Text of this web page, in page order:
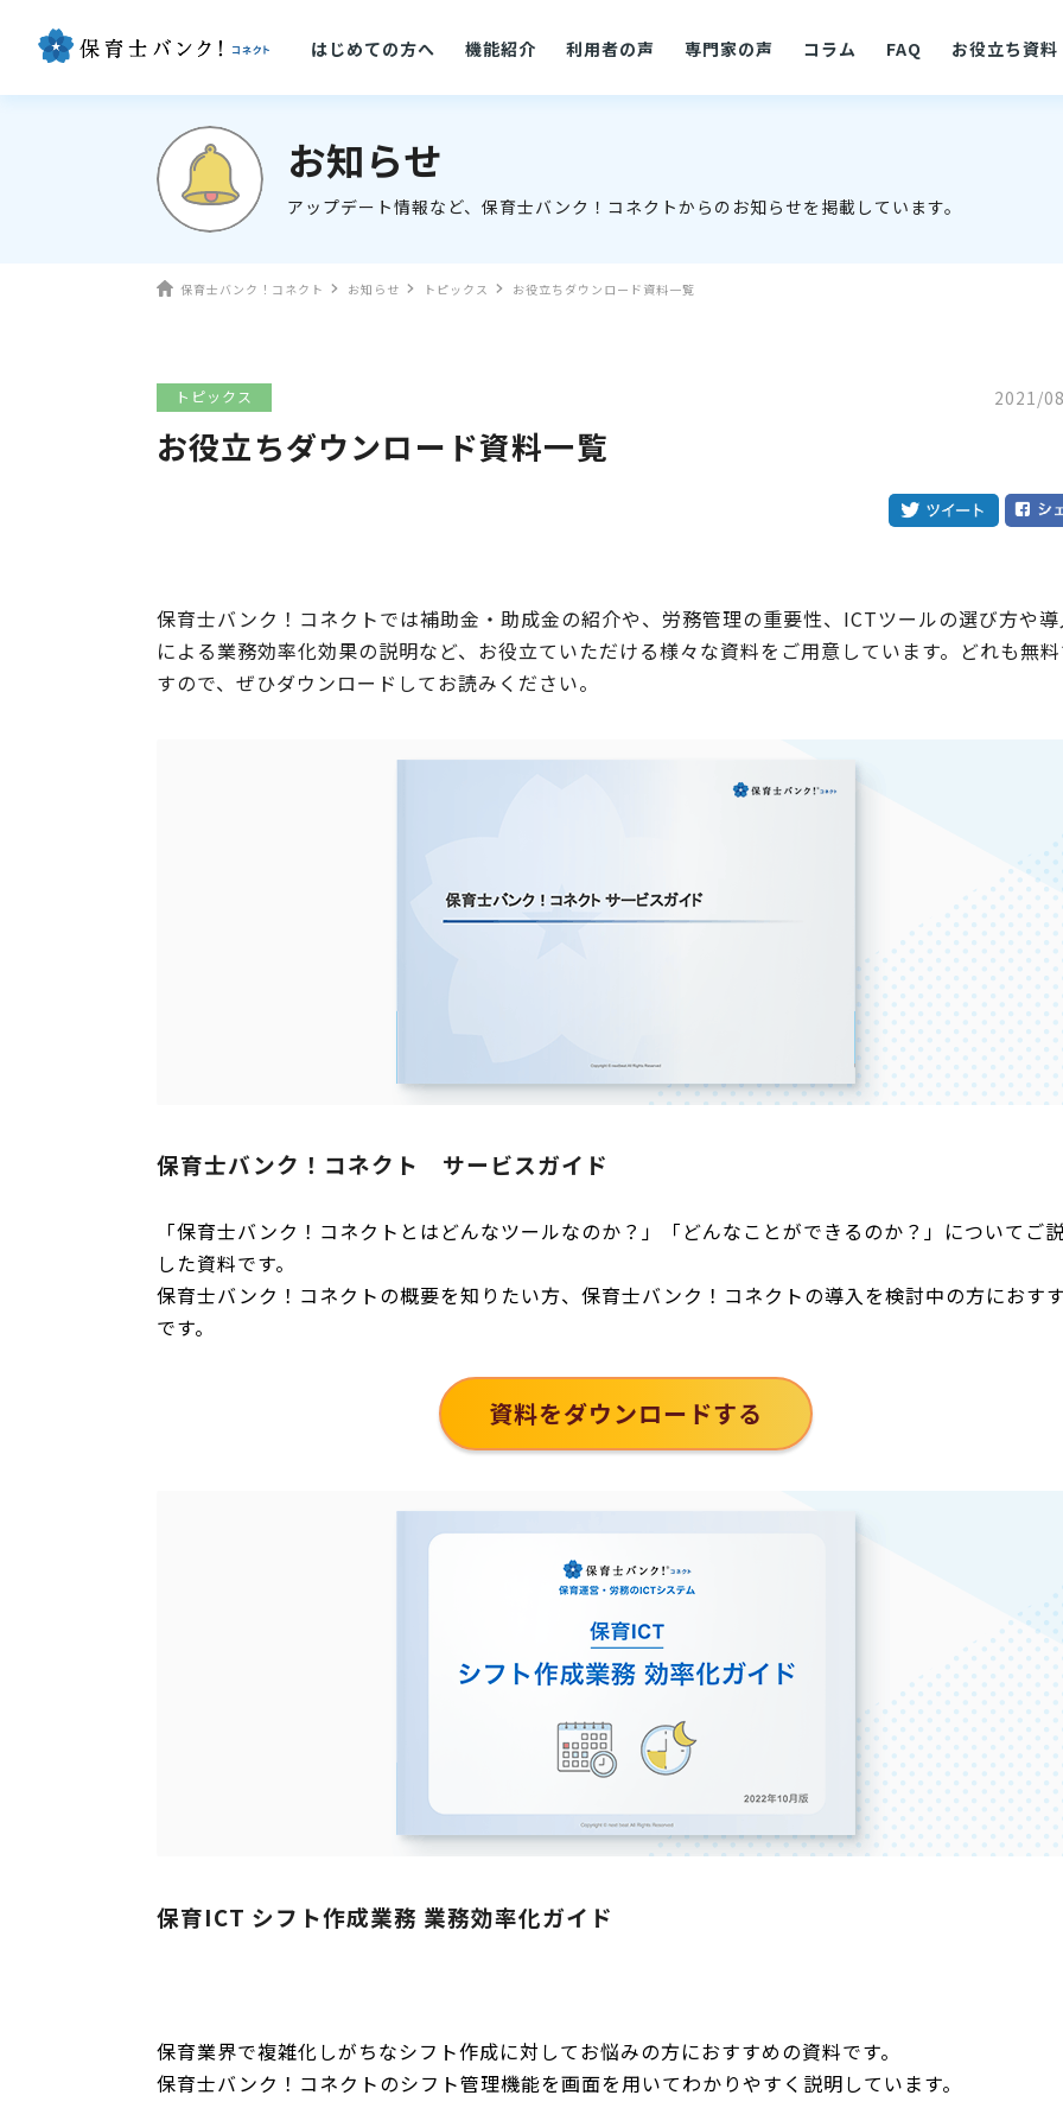
はじめての方へ 機能紹介 利用者の声 専門家の声 コラム FAQ お役立ち資料
お知らせ
アップデート情報など、保育士バンク！コネクトからのお知らせを掲載しています。
保育士バンク！コネクト お知らせ トピックス お役立ちダウンロード資料一覧
トピックス 2021/
お役立ちダウンロード資料一覧
保育士バンク！コネクトでは補助金・助成金の紹介や、労務管理の重要性、ICTツールの選び方や
による業務効率化効果の説明など、お役立ていただける様々な資料をご用意しています。どれも無
すので、ぜひダウンロードしてお読みください。
保育士バンク！コネクト サービスガイド
「保育士バンク！コネクトとはどんなツールなのか？」「どんなことができるのか？」についてご
した資料です。
保育士バンク！コネクトの概要を知りたい方、保育士バンク！コネクトの導入を検討中の方におす
です。
資料をダウンロードする
保育ICT シフト作成業務 業務効率化ガイド
保育業界で複雑化しがちなシフト作成に対してお悩みの方におすすめの資料です。
保育士バンク！コネクトのシフト管理機能を画面を用いてわかりやすく説明しています。